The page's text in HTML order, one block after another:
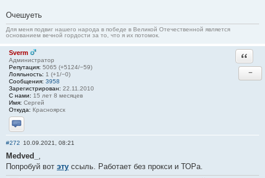
Очешуеть
Для меня подвиг нашего народа в победе в Великой Отечественной является
основанием вечной гордости за то, что я их потомок.
Sverm
Администратор
Репутация: 5065 (+5124/−59)
Лояльность: 1 (+1/−0)
Сообщения: 3958
Зарегистрирован: 22.11.2010
С нами: 15 лет 8 месяцев
Имя: Сергей
Откуда: Красноярск
Отправить личное сообщение
−
#272 10.09.2021, 08:21
Medved_
Попробуй вот эту ссыль. Работает без прокси и ТОРа.